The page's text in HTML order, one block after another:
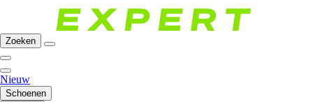
Zoeken
Nieuw
Schoenen